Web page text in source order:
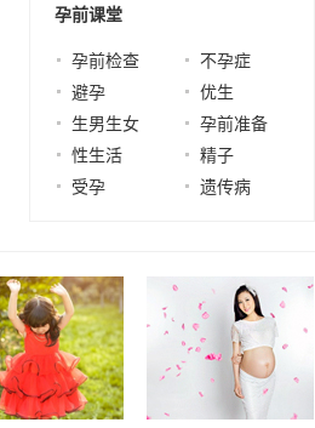
孕前课堂
孕前检查
不孕症
避孕
优生
生男生女
孕前准备
性生活
精子
受孕
遗传病